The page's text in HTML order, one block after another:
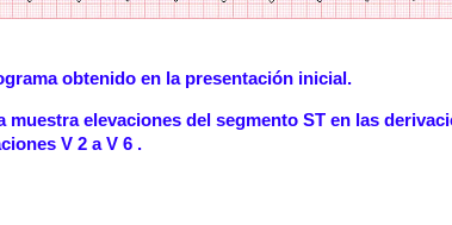
obtenido en la presentación inicial.
muestra elevaciones del segmento ST en las
V 2 a V 6 .